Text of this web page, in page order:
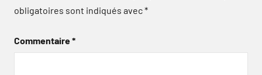
obligatoires sont indiqués avec*
Commentaire*